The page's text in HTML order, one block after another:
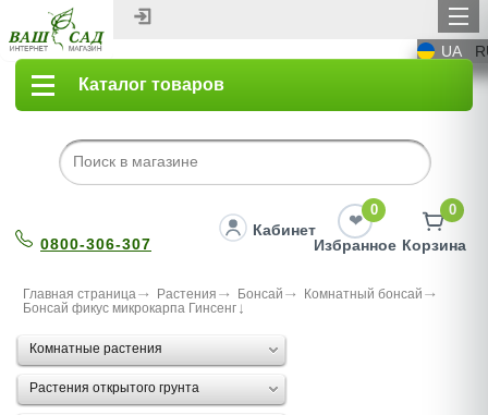
UA
Каталог товаров
0800-306-307
Кабинет
0
Избранное
0
Корзина
Главная страница Растения Бонсай
Комнатный бонсай
Бонсай фикус микрокарпа Гинсенг
Комнатные растения
Растения открытого грунта